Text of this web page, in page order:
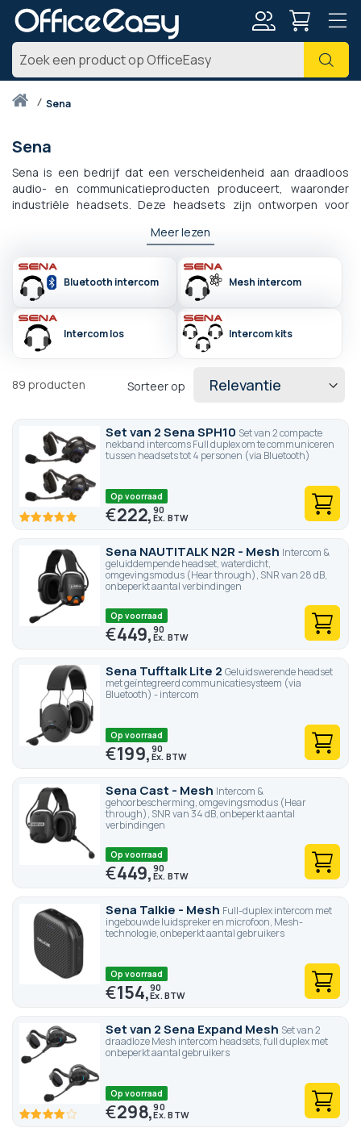
Zoek
Thuissena
Sena
Sena is een bedrijf dat een verscheidenheid aan draadloos
audio- en communicatieproducten produceert, waaronder
industriële headsets. Deze headsets zijn ontworpen voor
robuust en duurzaam om aan de eisen van dergelijke
handsfree communicatie en kunnen functies hebben zoals
ruisonderdrukking en waterdichtheid om gebruikers te helpen
effectief te communiceren in lawaaierige of vochtige
omgevingen.
Meer lezen
Bluetooth intercom Mesh intercom
Intercom los Intercom kits
89 producten Sorteer op
Set van 2 Sena SPH10 Set van 2 compacte
nekband intercoms Full duplex om te communiceren
tussen headsets tot 4 personen (via Bluetooth)
100 100
Op voorraad
€222,90
Sena NAUTITALK N2R - Mesh Intercom &
geluiddempende headset, waterdicht,
omgevingsmodus (Hear through), SNR van 28 dB,
onbeperkt aantal verbindingen
Op voorraad
€449,90
Sena Tufftalk Lite 2 Geluidswerende headset
met geïntegreerd communicatiesysteem (via
Bluetooth) - intercom
Op voorraad
€199,90
Sena Cast - Mesh Intercom &
gehoorbescherming, omgevingsmodus (Hear
through), SNR van 34 dB, onbeperkt aantal
verbindingen
Op voorraad
€449,90
Sena Talkie - Mesh Full-duplex intercom met
ingebouwde luidspreker en microfoon, Mesh-
technologie, onbeperkt aantal gebruikers
Op voorraad
€154,90
Set van 2 Sena Expand Mesh Set van 2
draadloze Mesh intercom headsets, full duplex met
onbeperkt aantal gebruikers
80 100
Op voorraad
€298,90